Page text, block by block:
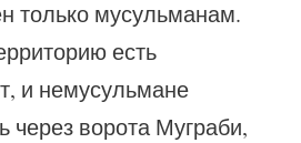
только мусульманам.
есть
и немусульмане
через ворота Муграби,